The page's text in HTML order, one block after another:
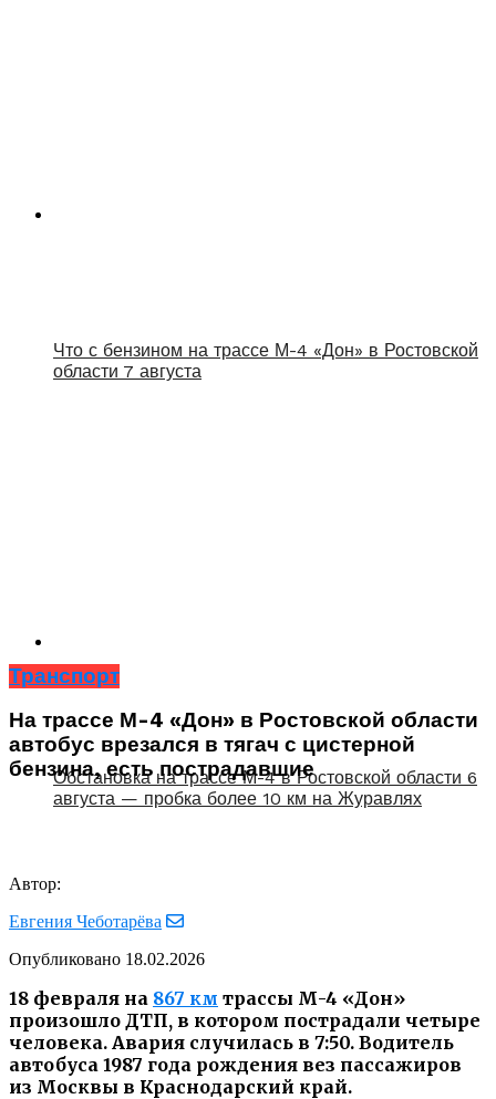
Что с бензином на трассе М-4 «Дон» в Ростовской
области 7 августа
Обстановка на трассе М-4 в Ростовской области 6
августа — пробка более 10 км на Журавлях
Транспорт
На трассе М-4 «Дон» в Ростовской области
автобус врезался в тягач с цистерной
бензина, есть пострадавшие
Автор:
Евгения Чеботарёва
Опубликовано 18.02.2026
18 февраля на 867 км трассы М-4 «Дон»
произошло ДТП, в котором пострадали четыре
человека. Авария случилась в 7:50. Водитель
автобуса 1987 года рождения вез пассажиров
из Москвы в Краснодарский край.